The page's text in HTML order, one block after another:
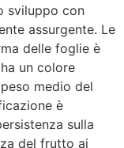
sviluppo con
assurgente. Le
delle foglie è
un colore
medio del
è
sulla
del frutto ai